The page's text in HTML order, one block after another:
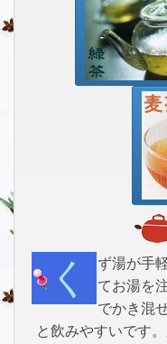
くず湯が手軽です。くず粉を少量の水で溶い
てお湯を
でかき混
と飲みやすいです